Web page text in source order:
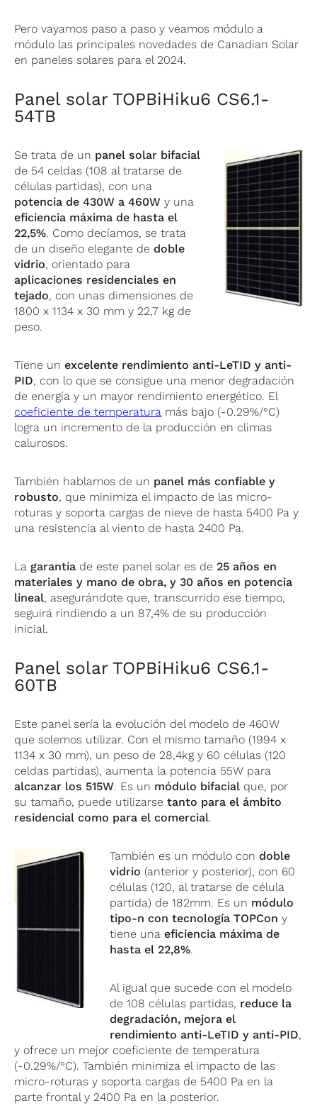
Pero vayamos paso a paso y veamos módulo a
módulo las principales novedades de Canadian Solar
en paneles solares para el 2024.
Panel solar TOPBiHiku6 CS6.1-
54TB
Se trata de un panel solar bifacial
de 54 celdas (108 al tratarse de
células partidas), con una
potencia de 430W a 460W y una
eficiencia máxima de hasta el
22,5%. Como decíamos, se trata
de un diseño elegante de doble
vidrio, orientado para
aplicaciones residenciales en
tejado, con unas dimensiones de
1800 x 1134 x 30 mm y 22,7 kg de
peso.
Tiene unexcelente rendimiento anti-LeTID y anti-
PID, con lo que se consigue una menor degradación
de energía y un mayor rendimiento energético. El
coeficiente de temperatura más bajo (-0.29%/°C)
logra un incremento de la producción en climas
calurosos.
También hablamos de un panel más confiable y
robusto, que minimiza el impacto de las micro-
roturas y soporta cargas de nieve de hasta 5400 Pa y
una resistencia al viento de hasta 2400 Pa.
La garantía de este panel solar es de 25 años en
materiales y mano de obra, y 30 años en potencia
lineal, asegurándote que, transcurrido ese tiempo,
seguirá rindiendo a un 87,4% de su producción
inicial.
Panel solar TOPBiHiku6 CS6.1-
60TB
Este panel sería la evolución del modelo de 460W
que solemos utilizar. Con el mismo tamaño (1994 x
1134 x 30 mm), un peso de 28,4kg y 60 células (120
celdas partidas), aumenta la potencia 55W para
alcanzar los 515W. Es un módulo bifacial que, por
su tamaño, puede utilizarsetanto para el ámbito
residencial como para el comercial.
También es un módulo con doble
vidrio (anterior y posterior), con 60
células (120, al tratarse de célula
partida) de 182mm. Es un módulo
tipo-n con tecnología TOPCon y
tiene una eficiencia máxima de
hasta el 22,8%.
Al igual que sucede con el modelo
de 108 células partidas, reduce la
degradación, mejora el
rendimiento anti-LeTID y anti-PID,
y ofrece un mejor coeficiente de temperatura
(-0.29%/°C). También minimiza el impacto de las
micro-roturas y soporta cargas de 5400 Pa en la
parte frontal y 2400 Pa en la posterior.